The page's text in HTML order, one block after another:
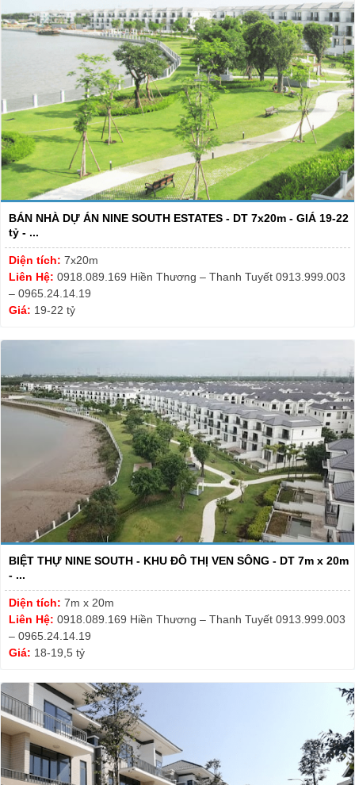
BÁN NHÀ DỰ ÁN NINE SOUTH ESTATES - DT 7x20m - GIÁ 19-22
tỷ - ...
Diện tích: 7x20m
Liên Hệ: 0918.089.169 Hiền Thương – Thanh Tuyết 0913.999.003
– 0965.24.14.19
Giá: 19-22 tỷ
BIỆT THỰ NINE SOUTH - KHU ĐÔ THỊ VEN SÔNG - DT 7m x 20m
- ...
Diện tích: 7m x 20m
Liên Hệ: 0918.089.169 Hiền Thương – Thanh Tuyết 0913.999.003
– 0965.24.14.19
Giá: 18-19,5 tỷ